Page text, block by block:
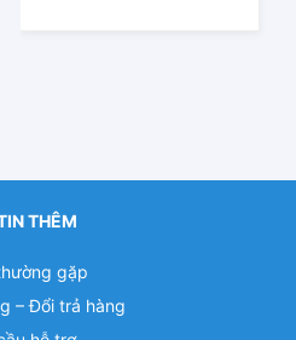
THÊM
gặp
– Đổi trả hàng